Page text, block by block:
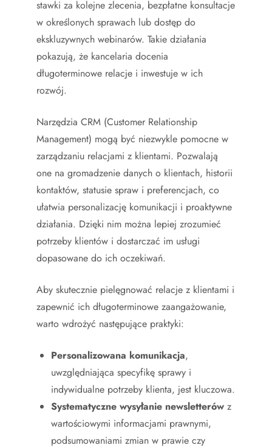
stawki za kolejne zlecenia, bezpłatne konsultacje
w określonych sprawach lub dostęp do
ekskluzywnych webinarów. Takie działania
pokazują, że kancelaria docenia
długoterminowe relacje i inwestuje w ich
rozwój.
Narzędzia CRM (Customer Relationship
Management) mogą być niezwykle pomocne w
zarządzaniu relacjami z klientami. Pozwalają
one na gromadzenie danych o klientach, historii
kontaktów, statusie spraw i preferencjach, co
ułatwia personalizację komunikacji i proaktywne
działania. Dzięki nim można lepiej zrozumieć
potrzeby klientów i dostarczać im usługi
dopasowane do ich oczekiwań.
Aby skutecznie pielęgnować relacje z klientami i
zapewnić ich długoterminowe zaangażowanie,
warto wdrożyć następujące praktyki:
Personalizowana komunikacja,
uwzględniająca specyfikę sprawy i
indywidualne potrzeby klienta, jest kluczowa.
Systematyczne wysyłanie newsletterów z
wartościowymi informacjami prawnymi,
podsumowaniami zmian w prawie czy